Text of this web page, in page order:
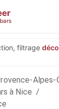
filtrage
Alpes-
à Nice /